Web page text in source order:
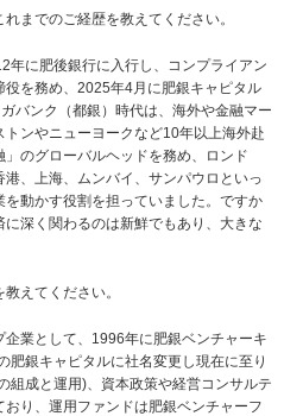
れまでのご経歴を教えてください。
年に肥後銀行に入行し、コンプライアン
を務め、2025年4月に肥銀キャピタル
バンク（都銀）時代は、海外や金融マー
ンやニューヨークなど10年以上海外赴
のグローバルヘッドを務め、ロンド
、上海、ムンバイ、サンパウロといっ
動かす役割を担っていました。ですか
深く関わるのは新鮮でもあり、大きな
えてください。
業として、1996年に肥銀ベンチャーキ
肥銀キャピタルに社名変更し現在に至り
組成と運用)、資本政策や経営コンサルテ
り、運用ファンドは肥銀ベンチャーフ